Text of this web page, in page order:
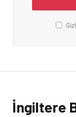
İngiltere